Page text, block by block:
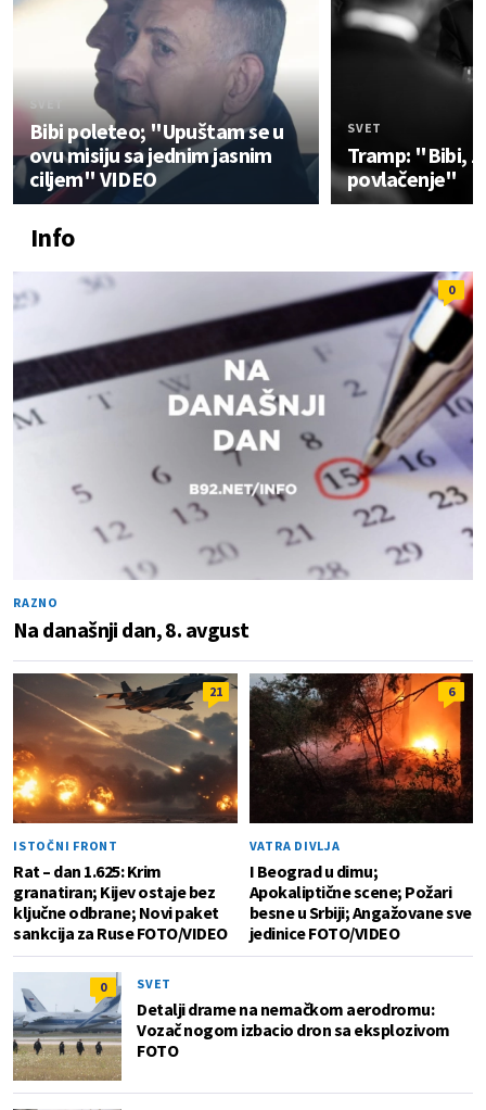
SVET
Bibi poleteo; "Upuštam se u
ovu misiju sa jednim jasnim
ciljem" VIDEO
SVET
Tramp: "Bibi,
povlačenje"
Info
0
RAZNO
Na današnji dan, 8. avgust
21
ISTOČNI FRONT
Rat – dan 1.625: Krim
granatiran; Kijev ostaje bez
ključne odbrane; Novi paket
sankcija za Ruse FOTO/VIDEO
6
VATRA DIVLJA
I Beograd u dimu;
Apokaliptične scene; Požari
besne u Srbiji; Angažovane sve
jedinice FOTO/VIDEO
0 SVET
Detalji drame na nemačkom aerodromu:
Vozač nogom izbacio dron sa eksplozivom
FOTO